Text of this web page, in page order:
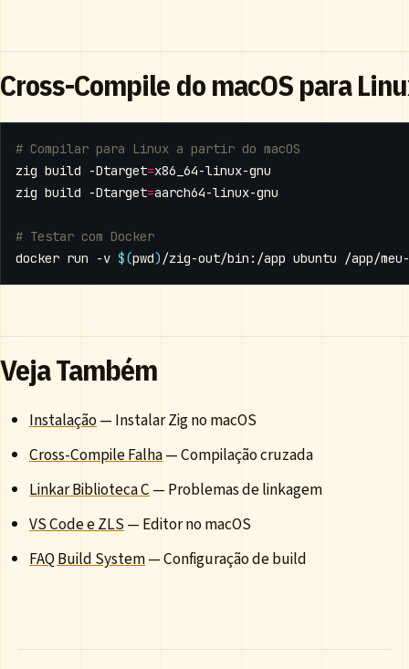
Cross-Compile do macOS para
# Compilar para Linux a partir do macOS
zig build -Dtarget=
zig build -Dtarget=
# Testar com Docker
docker run -v $(pwd)
Veja Também
Instalação— Instalar Zig no macOS
Cross-Compile Falha— Compilação cruzada
Linkar Biblioteca C — Problemas de linkagem
VS Code e ZLS— Editor no macOS
FAQ Build System— Configuração de build